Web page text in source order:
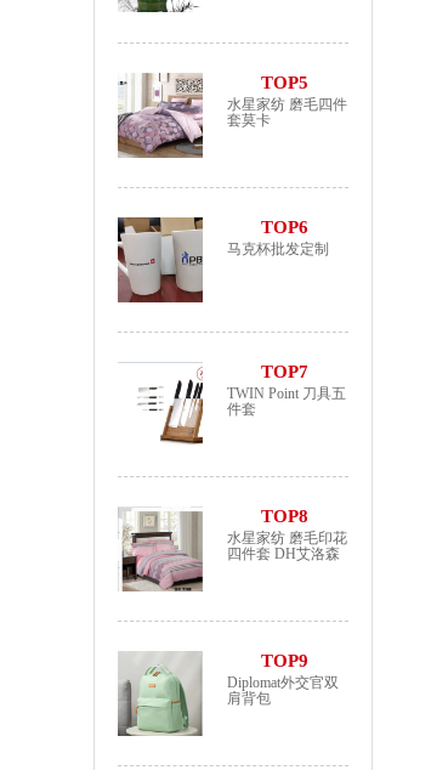
TOP5
水星家纺 磨毛四件
套莫卡
TOP6
马克杯批发定制
TOP7
TWIN Point 刀具五
件套
TOP8
水星家纺 磨毛印花
四件套 DH艾洛森
TOP9
Diplomat外交官双
肩背包